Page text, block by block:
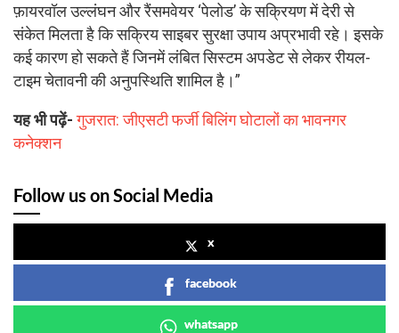
फ़ायरवॉल उल्लंघन और रैंसमवेयर ‘पेलोड’ के सक्रियण में देरी से
संकेत मिलता है कि सक्रिय साइबर सुरक्षा उपाय अप्रभावी रहे। इसके
कई कारण हो सकते हैं जिनमें लंबित सिस्टम अपडेट से लेकर रीयल-
टाइम चेतावनी की अनुपस्थिति शामिल है।”
यह भी पढ़ें- गुजरात: जीएसटी फर्जी बिलिंग घोटालों का भावनगर
कनेक्शन
Follow us on Social Media
x
facebook
whatsapp